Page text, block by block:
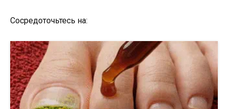
Сосредоточьтесь на: